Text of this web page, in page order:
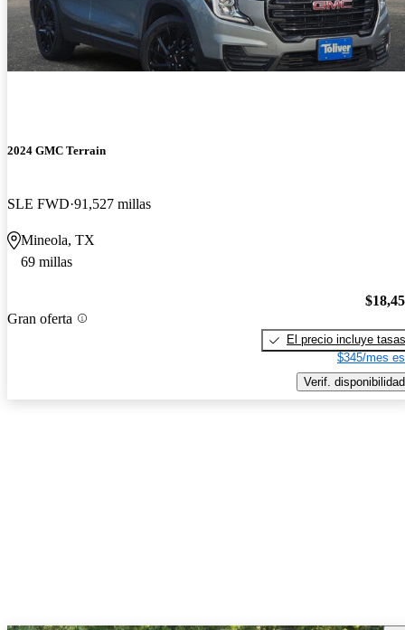
2024 GMC Terrain
SLE FWD 91,527 millas
Mineola, TX
69 millas
Gran oferta
El precio incluye tasas
$345/mes
Verif. disponibilidad